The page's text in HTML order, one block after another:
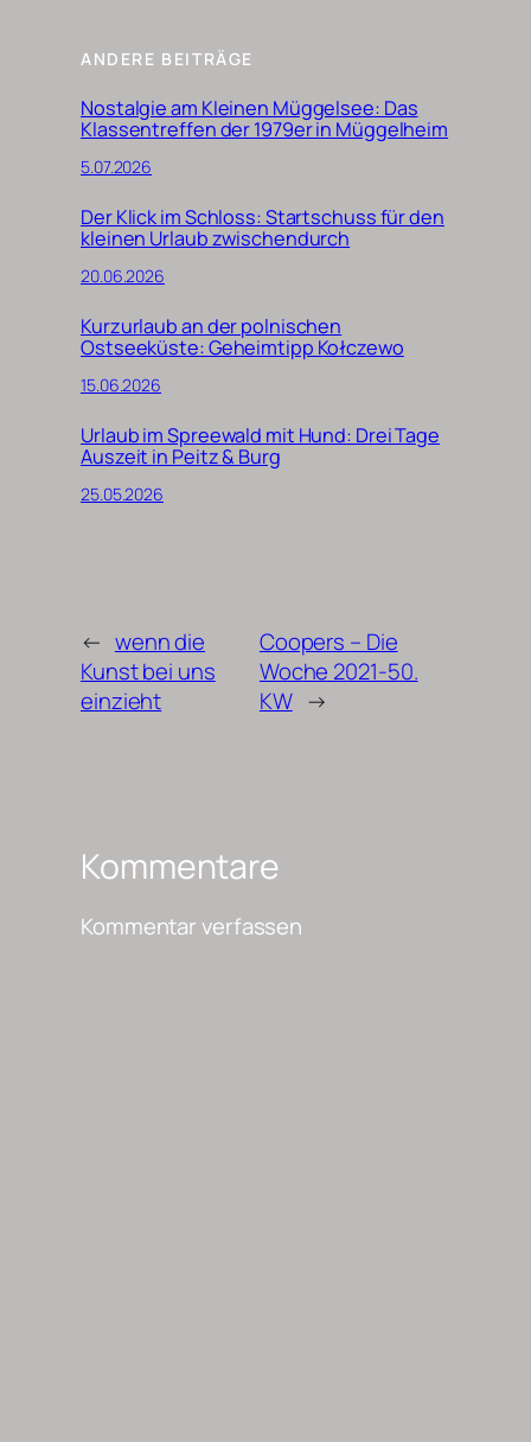
ANDERE BEITRÄGE
Nostalgie am Kleinen Müggelsee: Das
Klassentreffen der 1979er in Müggelheim
5.07.2026
Der Klick im Schloss: Startschuss für den
kleinen Urlaub zwischendurch
20.06.2026
Kurzurlaub an der polnischen
Ostseeküste: Geheimtipp Kołczewo
15.06.2026
Urlaub im Spreewald mit Hund: Drei Tage
Auszeit in Peitz & Burg
25.05.2026
← wenn die
Kunst bei uns
einzieht
Coopers – Die
Woche 2021-50.
KW →
Kommentare
Kommentar verfassen